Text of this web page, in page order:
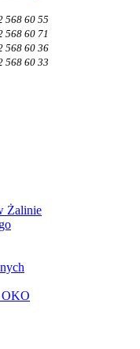
568 60 55
568 60 71
568 60 36
568 60 33
Żalinie
OKO